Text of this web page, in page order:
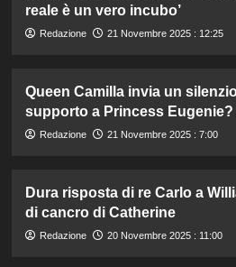
reale è un vero incubo’
Redazione 21 Novembre 2025 : 12:25
Queen Camilla invia un
supporto a Princess
Redazione 21 Novembre 2025 : 7:00
Dura risposta di re Carlo a
di cancro di Catherine
Redazione 20 Novembre 2025 : 11:00